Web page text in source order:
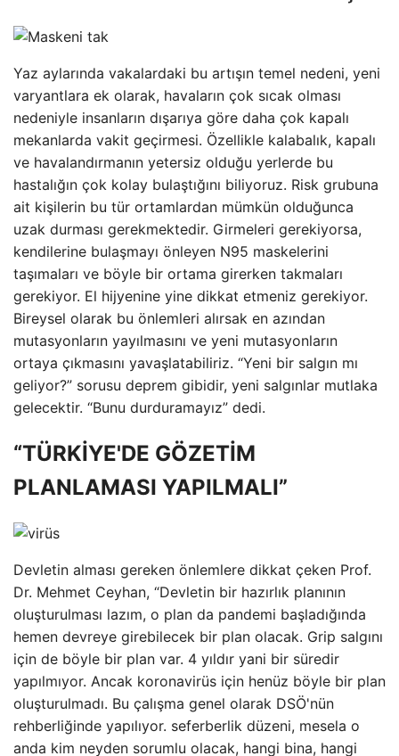
Yaz aylarında vakalardaki bu artışın temel nedeni, yeni
varyantlara ek olarak, havaların çok sıcak olması
nedeniyle insanların dışarıya göre daha çok kapalı
mekanlarda vakit geçirmesi. Özellikle kalabalık, kapalı
ve havalandırmanın yetersiz olduğu yerlerde bu
hastalığın çok kolay bulaştığını biliyoruz. Risk grubuna
ait kişilerin bu tür ortamlardan mümkün olduğunca
uzak durması gerekmektedir. Girmeleri gerekiyorsa,
kendilerine bulaşmayı önleyen N95 maskelerini
taşımaları ve böyle bir ortama girerken takmaları
gerekiyor. El hijyenine yine dikkat etmeniz gerekiyor.
Bireysel olarak bu önlemleri alırsak en azından
mutasyonların yayılmasını ve yeni mutasyonların
ortaya çıkmasını yavaşlatabiliriz. “Yeni bir salgın mı
geliyor?” sorusu deprem gibidir, yeni salgınlar mutlaka
gelecektir. “Bunu durduramayız” dedi.
“TÜRKİYE'DE GÖZETİM
PLANLAMASI YAPILMALI”
Devletin alması gereken önlemlere dikkat çeken Prof.
Dr. Mehmet Ceyhan, “Devletin bir hazırlık planının
oluşturulması lazım, o plan da pandemi başladığında
hemen devreye girebilecek bir plan olacak. Grip salgını
için de böyle bir plan var. 4 yıldır yani bir süredir
yapılmıyor. Ancak koronavirüs için henüz böyle bir plan
oluşturulmadı. Bu çalışma genel olarak DSÖ'nün
rehberliğinde yapılıyor. seferberlik düzeni, mesela o
anda kim neyden sorumlu olacak, hangi bina, hangi